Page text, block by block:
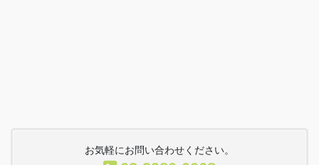
お気軽にお問い合わせください。